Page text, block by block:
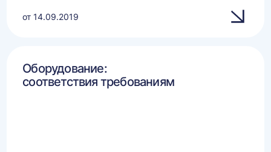
от 14.09.2019
Оборудование:
соответствия требованиям